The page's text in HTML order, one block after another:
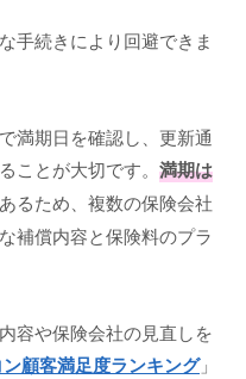
手続きにより回避できま
満期日を確認し、更新通
ことが大切です。 満期は
るため、複数の保険会社
補償内容と保険料のプラ
容や保険会社の見直しを
顧客満足度ランキング」